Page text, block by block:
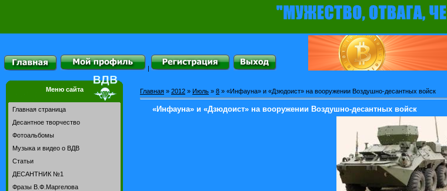
|
Меню сайта
Главная страница
Десантное творчество
Фотоальбомы
Музыка и видео о ВДВ
Статьи
ДЕСАНТНИК №1
Фразы В.Ф.Маргелова
Главная » 2012 » Июль » 8 » «Инфауна» и «Дзюдоист» на вооружении Воздушно-десантных войск
«Инфауна» и «Дзюдоист» на вооружении Воздушно-десантных войск